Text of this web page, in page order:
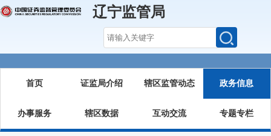
辽宁监管局
首页 证监局介绍 辖区监管动态 政务信息
办事服务 辖区数据 互动交流 专题专栏